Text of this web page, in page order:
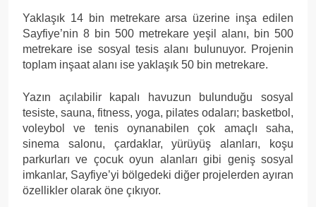
Yaklaşık 14 bin metrekare arsa üzerine inşa edilen
Sayfiye’nin 8 bin 500 metrekare yeşil alanı, bin 500
metrekare ise sosyal tesis alanı bulunuyor. Projenin
toplam inşaat alanı ise yaklaşık 50 bin metrekare.
Yazın açılabilir kapalı havuzun bulunduğu sosyal
tesiste, sauna, fitness, yoga, pilates odaları; basketbol,
voleybol ve tenis oynanabilen çok amaçlı saha,
sinema salonu, çardaklar, yürüyüş alanları, koşu
parkurları ve çocuk oyun alanları gibi geniş sosyal
imkanlar, Sayfiye’yi bölgedeki diğer projelerden ayıran
özellikler olarak öne çıkıyor.